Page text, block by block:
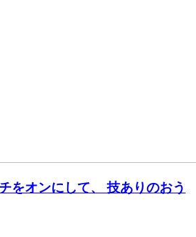
をオンにして、 技ありのおう